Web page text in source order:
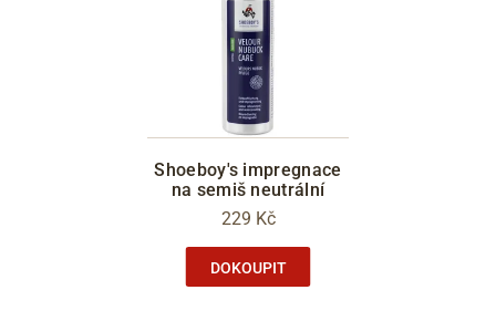
Shoeboy's impregnace
na semiš neutrální
229 Kč
DOKOUPIT